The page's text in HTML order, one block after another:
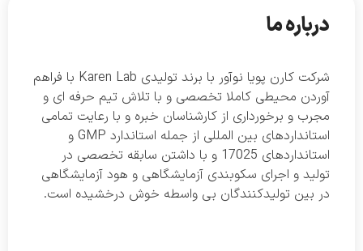
درباره ما
شرکت کارن پویا نوآور با برند تولیدی Karen Lab با فراهم
آوردن محیطی کاملا تخصصی و با تلاش تیم حرفه ای و
مجرب و برخورداری از کارشناسان خبره و با رعایت تمامی
استانداردهای بین المللی از جمله استاندارد GMP و
استانداردهای 17025 و با داشتن سابقه تخصصی در
تولید و اجرای سکوبندی آزمایشگاهی و هود آزمایشگاهی
در بین تولیدکنندگان بی واسطه خوش درخشیده است.